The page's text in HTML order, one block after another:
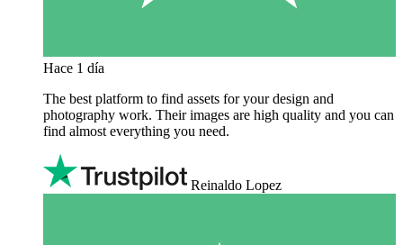
Hace 1 día
The best platform to find assets for your design and
photography work. Their images are high quality and you can
find almost everything you need.
Reinaldo Lopez